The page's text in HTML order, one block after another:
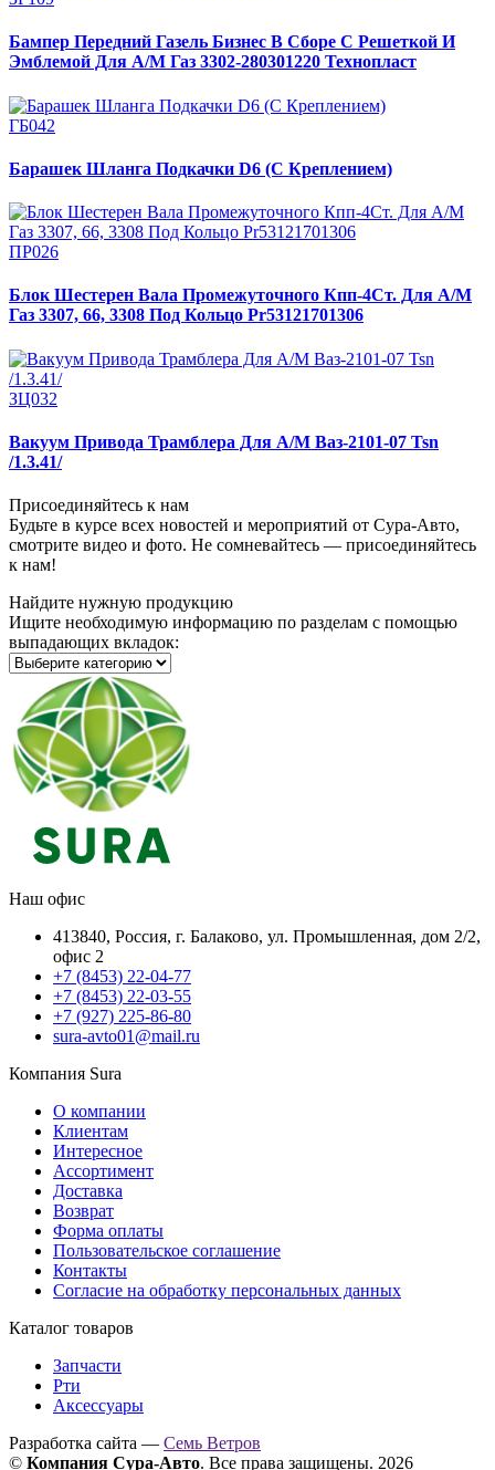
Бампер Передний Газель Бизнес В Сборе С Решеткой И
Эмблемой Для А/М Газ 3302-280301220 Технопласт
ГБ042
Барашек Шланга Подкачки D6 (С Креплением)
ПР026
Блок Шестерен Вала Промежуточного Кпп-4Ст. Для А/М
Газ 3307, 66, 3308 Под Кольцо Pr53121701306
ЗЦ032
Вакуум Привода Трамблера Для А/М Ваз-2101-07 Tsn
/1.3.41/
Присоединяйтесь к нам
Будьте в курсе всех новостей и мероприятий от Сура-Авто,
смотрите видео и фото. Не сомневайтесь — присоединяйтесь
к нам!
Найдите нужную продукцию
Ищите необходимую информацию по разделам с помощью
выпадающих вкладок:
Наш офис
413840, Россия, г. Балаково, ул. Промышленная, дом 2/2,
офис 2
+7 (8453) 22-04-77
+7 (8453) 22-03-55
+7 (927) 225-86-80
sura-avto01@mail.ru
Компания Sura
О компании
Клиентам
Интересное
Ассортимент
Доставка
Возврат
Форма оплаты
Пользовательское соглашение
Контакты
Согласие на обработку персональных данных
Каталог товаров
Запчасти
Рти
Аксессуары
Разработка сайта — Семь Ветров
© Компания Сура-Авто. Все права защищены. 2026